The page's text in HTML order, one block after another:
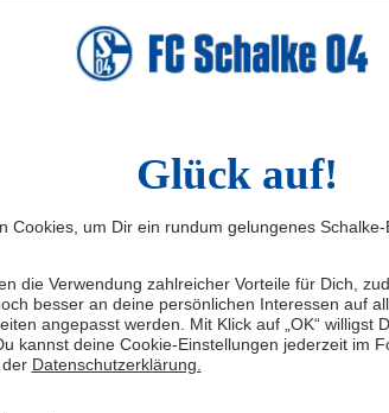
Am Parkstadion (Kunstrasen 5)